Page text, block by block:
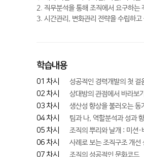
2. 직무분석을 통해 조직에서 요구하는
3. 시간관리, 변화관리 전략을 수립하
학습내용
01 차시 성공적인 경력개발의 첫 걸
02 차시 상대방의 관점에서 바라보
03 차시 생산성 향상을 불러오는 동
04 차시 팀과 나, 역할분석과 성과
05 차시 조직의 뿌리와 날개 : 미션·
06 차시 사례로 보는 조직구조 개선
07 차시 조직의 성공적인 문화코드